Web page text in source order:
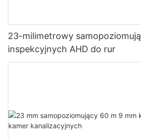
23-milimetrowy
inspekcyjnych AHD do rur